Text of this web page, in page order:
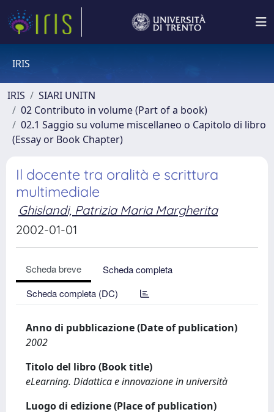
IRIS
IRIS
SIARI UNITN
02 Contributo in volume (Part of a book)
02.1 Saggio su volume miscellaneo o Capitolo di libro
(Essay or Book Chapter)
Il docente tra oralità e scrittura
multimediale
Ghislandi, Patrizia Maria Margherita
2002-01-01
Scheda breve
Scheda completa
Scheda completa (DC)
Anno di pubblicazione (Date of publication)
2002
Titolo del libro (Book title)
eLearning. Didattica e innovazione in università
Luogo di edizione (Place of publication)